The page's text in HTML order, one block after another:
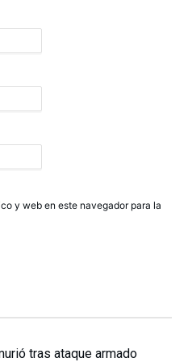
y web en este navegador para la
tras ataque armado